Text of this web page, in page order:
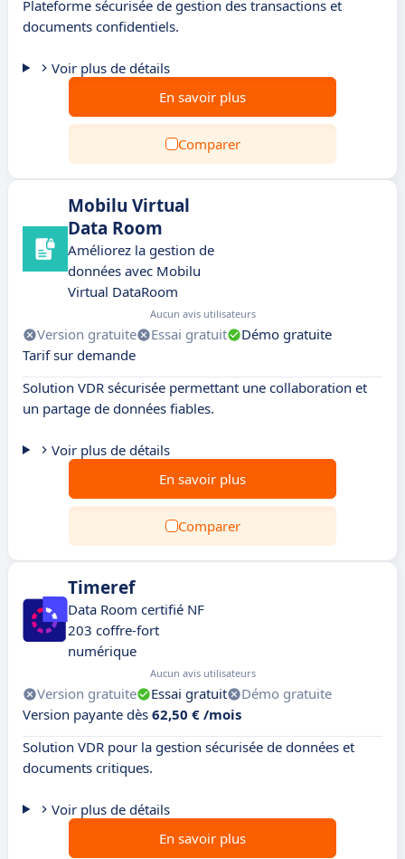
Plateforme sécurisée de gestion des transactions et
documents confidentiels.
Voir plus de détails
En savoir plus
Comparer
Mobilu Virtual
Data Room
Améliorez la gestion de
données avec Mobilu
Virtual DataRoom
Aucun avis utilisateurs
Version gratuite Essai gratuit
Démo gratuite
Tarif sur demande
Solution VDR sécurisée permettant une collaboration et
un partage de données fiables.
Voir plus de détails
En savoir plus
Comparer
Timeref
Data Room certifié NF
203 coffre-fort
numérique
Aucun avis utilisateurs
Version gratuite Essai gratuit
Démo gratuite
Version payante dès 62,50 € /mois
Solution VDR pour la gestion sécurisée de données et
documents critiques.
Voir plus de détails
En savoir plus